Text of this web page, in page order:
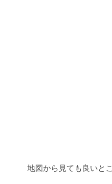
地図から見ても良いと